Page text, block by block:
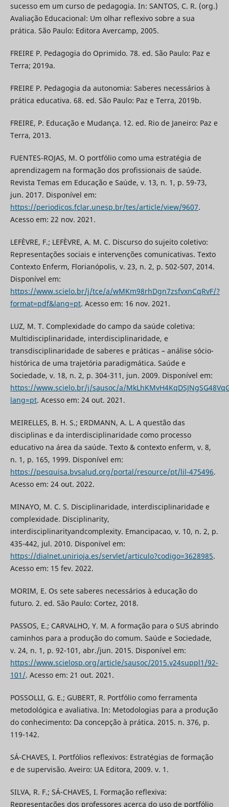
sucesso em um curso de pedagogia. In: SANTOS, C. R. (org.)
Avaliação Educacional: Um olhar reflexivo sobre a sua
prática. São Paulo: Editora Avercamp, 2005.
FREIRE P. Pedagogia do Oprimido. 78. ed. São Paulo: Paz e
Terra; 2019a.
FREIRE P. Pedagogia da autonomia: Saberes necessários à
prática educativa. 68. ed. São Paulo: Paz e Terra, 2019b.
FREIRE, P. Educação e Mudança. 12. ed. Rio de Janeiro: Paz e
Terra, 2013.
FUENTES-ROJAS, M. O portfólio como uma estratégia de
aprendizagem na formação dos profissionais de saúde.
Revista Temas em Educação e Saúde, v. 13, n. 1, p. 59-73,
jun. 2017. Disponível em:
https://periodicos.fclar.unesp.br/tes/article/view/9607.
Acesso em: 22 nov. 2021.
LEFÈVRE, F.; LEFÈVRE, A. M. C. Discurso do sujeito coletivo:
Representações sociais e intervenções comunicativas. Texto
Contexto Enferm, Florianópolis, v. 23, n. 2, p. 502-507, 2014.
Disponível em:
https://www.scielo.br/j/tce/a/wMKm98rhDgn7zsfvxnCqRvF/?
format=pdf&lang=pt. Acesso em: 16 nov. 2021.
LUZ, M. T. Complexidade do campo da saúde coletiva:
Multidisciplinaridade, interdisciplinaridade, e
transdisciplinaridade de saberes e práticas – análise sócio-
histórica de uma trajetória paradigmática. Saúde e
Sociedade, v. 18, n. 2, p. 304-311, jun. 2009. Disponível em:
https://www.scielo.br/j/sausoc/a/
lang=pt. Acesso em: 24 out. 2021.
MEIRELLES, B. H. S.; ERDMANN, A. L. A questão das
disciplinas e da interdisciplinaridade como processo
educativo na área da saúde. Texto & contexto enferm, v. 8,
n. 1, p. 165, 1999. Disponível em:
https://pesquisa.bvsalud.org/portal/resource/pt/lil-475496.
Acesso em: 24 out. 2022.
MINAYO, M. C. S. Disciplinaridade, interdisciplinaridade e
complexidade. Disciplinarity,
interdisciplinarityandcomplexity. Emancipacao, v. 10, n. 2, p.
435-442, jul. 2010. Disponível em:
https://dialnet.unirioja.es/servlet/articulo?codigo=3628985.
Acesso em: 15 fev. 2022.
MORIM, E. Os sete saberes necessários à educação do
futuro. 2. ed. São Paulo: Cortez, 2018.
PASSOS, E.; CARVALHO, Y. M. A formação para o SUS abrindo
caminhos para a produção do comum. Saúde e Sociedade,
v. 24, n. 1, p. 92-101, abr./jun. 2015. Disponível em:
https://www.scielosp.org/article/sausoc/2015.v24suppl1/92-
101/. Acesso em: 21 out. 2021.
POSSOLLI, G. E.; GUBERT, R. Portfólio como ferramenta
metodológica e avaliativa. In: Metodologias para a produção
do conhecimento: Da concepção à prática. 2015. n. 376, p.
119-142.
SÁ-CHAVES, I. Portfólios reflexivos: Estratégias de formação
e de supervisão. Aveiro: UA Editora, 2009. v. 1.
SILVA, R. F.; SÁ-CHAVES, I. Formação reflexiva:
Representações dos professores acerca do uso de portfólio